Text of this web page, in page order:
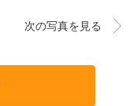
次の写真を見る